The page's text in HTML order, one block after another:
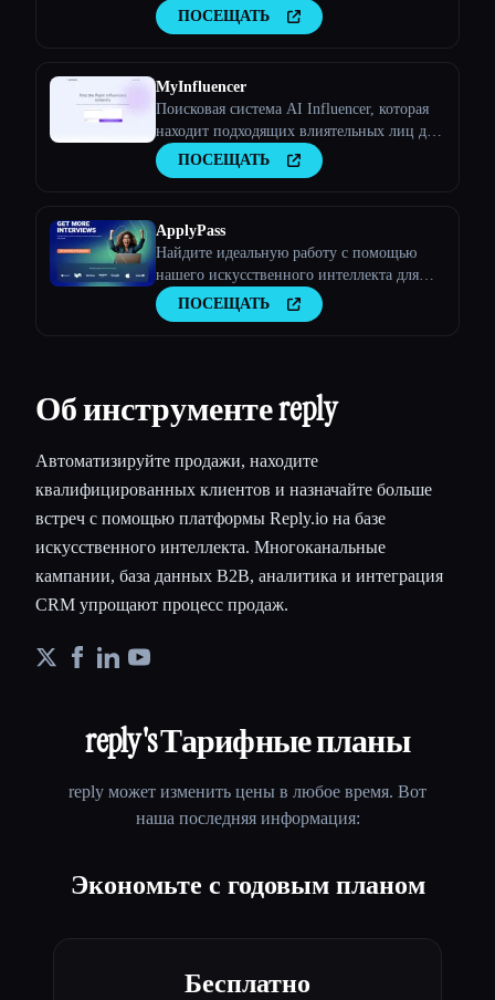
искусственного интеллекта, и ваш
помощник по искусственному интеллекту
ПОСЕЩАТЬ
MyInfluencer
Поисковая система AI Influencer, которая
находит подходящих влиятельных лиц для
любого бизнеса
ПОСЕЩАТЬ
ApplyPass
Найдите идеальную работу с помощью
нашего искусственного интеллекта для
подачи заявлений о приеме на работу.
Каждую неделю автоматически подавайте
ПОСЕЩАТЬ
Об инструменте reply
Автоматизируйте продажи, находите
квалифицированных клиентов и назначайте больше
встреч с помощью платформы Reply.io на базе
искусственного интеллекта. Многоканальные
кампании, база данных B2B, аналитика и интеграция
CRM упрощают процесс продаж.
reply's Тарифные планы
reply может изменить цены в любое время. Вот
наша последняя информация:
Экономьте с годовым планом
Бесплатно